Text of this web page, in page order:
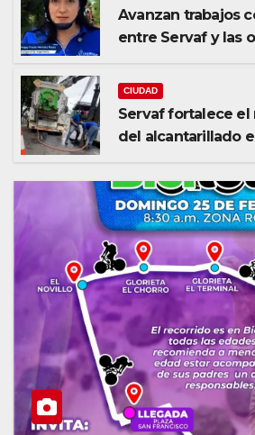
Avanzan trabajos
entre Servaf y las
CIUDAD
Servaf fortalece
del alcantarillado